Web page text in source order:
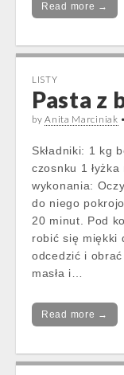
Read more →
LISTY
Pasta z
byAnita Marciniak •
Składniki: 1 kg
czosnku 1
wykonania:
do niego
20 minut. Pod
robić się miękki
odcedzić i
masła i…
Read more →